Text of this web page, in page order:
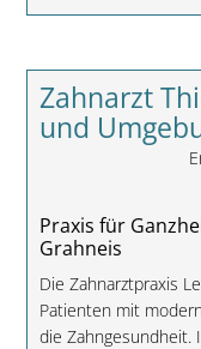
Zahnarzt
und
Praxis für
Grahneis
Die Zahnarztpraxis
Patienten mit
die